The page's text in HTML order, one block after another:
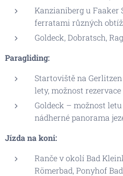
Kanzianiberg u Faaker
ferratami různých
Goldeck, Dobratsch,
Paragliding:
Startoviště na
lety, možnost
Goldeck – možnost
nádherné panorama
Jízda na koni:
Ranče v okolí Bad
Römerbad, Ponyhof